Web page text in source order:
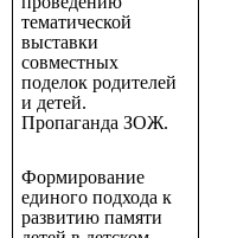
тематической
выставки
совместных
поделок родителей
и детей.
Пропаганда ЗОЖ.
Формирование
единого подхода к
развитию памяти